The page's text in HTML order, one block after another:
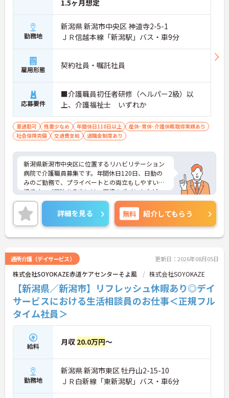
1.5ヶ月想定
勤務地
新潟県 新潟市中央区 神道寺2-5-1
ＪＲ信越本線「新潟駅」バス・車9分
雇用形態 契約社員・嘱託社員
応募要件
■介護職員初任者研修（ヘルパー2級）以
上、介護福祉士 いずれか
車通勤可 残業少なめ 年間休日110日以上
産休･育休･介護休暇取得実績あり
社会保険完備
交通費支給 退職金制度あり
新潟県新潟市中央区に位置するリハビリテーション
病院で介護職員募集です。年間休日120日、日勤の
みのご勤務で、プライベートとの両立もしやすい環
境です。ご興味ある方には、面接のポイントなど、
さらに詳細をお話致しますのでお気軽にご相談くだ
さい。
詳細を見る 無料 紹介してもらう
通所介護（デイサービス） 更新日：2026年08月05日
株式会社SOYOKAZE赤道ケアセンターそよ風 株式会社SOYOKAZE
【新潟県／新潟市】リフレッシュ休暇あり◎デイ
サービスにおける生活相談員のお仕事＜正規フル
タイム社員＞
給料 月収 20.0万円～
勤務地
新潟県 新潟市東区 牡丹山2-15-10
ＪＲ白新線「東新潟駅」バス・車6分